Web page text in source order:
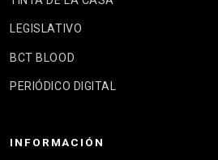
LEGISLATIVO
BCT BLOOD
PERIÓDICO DIGITAL
INFORMACIÓN